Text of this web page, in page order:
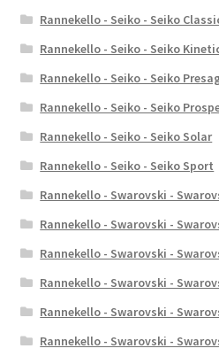
Rannekello - Seiko - Seiko
Rannekello - Seiko - Seiko
Rannekello - Seiko - Seiko
Rannekello - Seiko - Seiko
Rannekello - Seiko - Seiko Solar
Rannekello - Seiko - Seiko Sport
Rannekello - Swarovski -
Rannekello - Swarovski -
Rannekello - Swarovski -
Rannekello - Swarovski -
Rannekello - Swarovski -
Rannekello - Swarovski -